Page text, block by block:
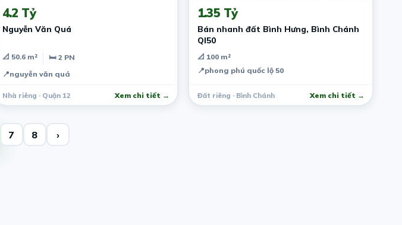
4.2 Tỷ
Nguyễn Văn Quá
📐 50.6 m²
🛏 2 PN
📍nguyễn văn quá
Nhà riêng · Quận 12 Xem chi tiết →
1.35 Tỷ
Bán nhanh đất Bình Hưng, Bình Chánh
Ql50
📐 100 m²
📍phong phú quốc lộ 50
Đất riêng · Bình Chánh Xem chi tiết →
7 8 ›